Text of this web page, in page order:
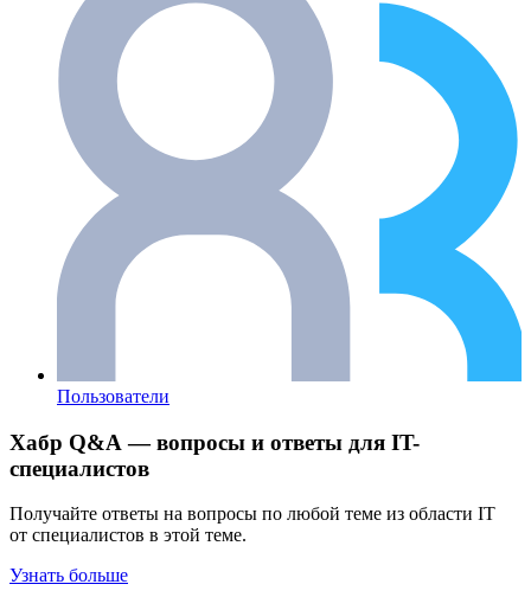
Пользователи
Хабр Q&A — вопросы и ответы для IT-
специалистов
Получайте ответы на вопросы по любой теме из области IT
от специалистов в этой теме.
Узнать больше